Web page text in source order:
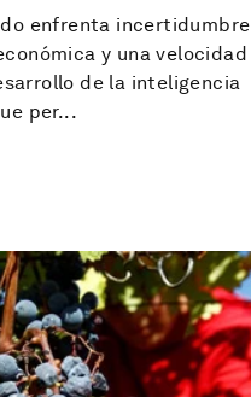
enfrenta incertidumbre
y una velocidad
de la inteligencia
per...